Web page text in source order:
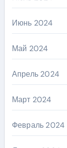
Июнь 2024
Май 2024
Апрель 2024
Март 2024
Февраль 2024